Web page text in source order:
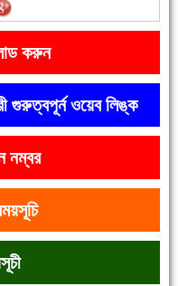
করবে'
করুন
গুরুত্বপূর্ন ওয়েব লিঙ্ক
নম্বর